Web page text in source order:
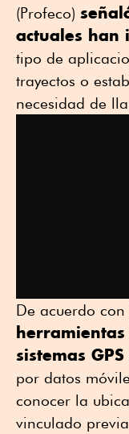
(Profeco)
actuales han
tipo de
trayectos o
necesidad de
De acuerdo
sistemas GPS
por datos
conocer la
vinculado